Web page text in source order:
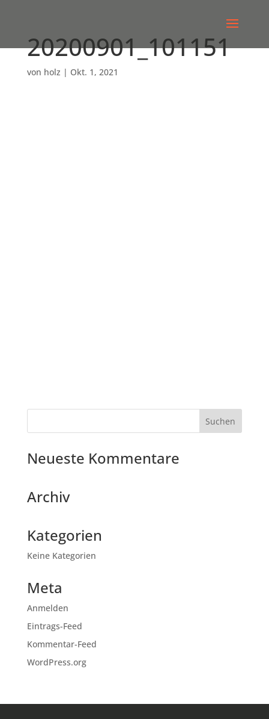
20200901_101151
von holz | Okt. 1, 2021
Neueste Kommentare
Archiv
Kategorien
Keine Kategorien
Meta
Anmelden
Eintrags-Feed
Kommentar-Feed
WordPress.org